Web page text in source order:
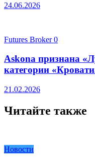
24.06.2026
Futures Broker0
Askona признана
категории
21.02.2026
Читайте также
Новости